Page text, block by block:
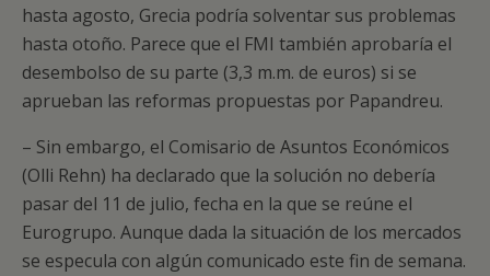
hasta agosto, Grecia podría solventar sus problemas
hasta otoño. Parece que el FMI también aprobaría el
desembolso de su parte (3,3 m.m. de euros) si se
aprueban las reformas propuestas por Papandreu.
– Sin embargo, el Comisario de Asuntos Económicos
(Olli Rehn) ha declarado que la solución no debería
pasar del 11 de julio, fecha en la que se reúne el
Eurogrupo. Aunque dada la situación de los mercados
se especula con algún comunicado este fin de semana.